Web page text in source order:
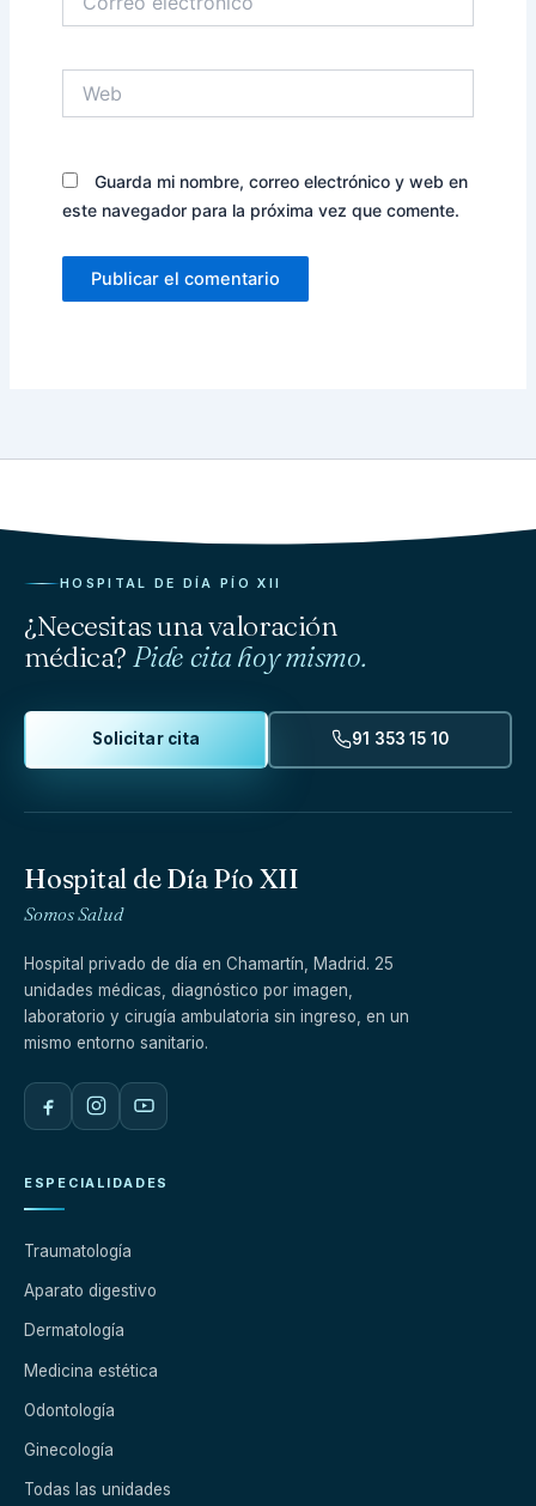
electrónico
Guarda mi nombre, correo electrónico y web en
este navegador para la próxima vez que comente.
HOSPITAL DE DÍA PÍO XII
¿Necesitas una valoración
médica? Pide cita hoy mismo.
Solicitar cita 91 353 15 10
Hospital de Día Pío XII
Somos Salud
Hospital privado de día en Chamartín, Madrid. 25
unidades médicas, diagnóstico por imagen,
laboratorio y cirugía ambulatoria sin ingreso, en un
mismo entorno sanitario.
ESPECIALIDADES
Traumatología
Aparato digestivo
Dermatología
Medicina estética
Odontología
Ginecología
Todas las unidades